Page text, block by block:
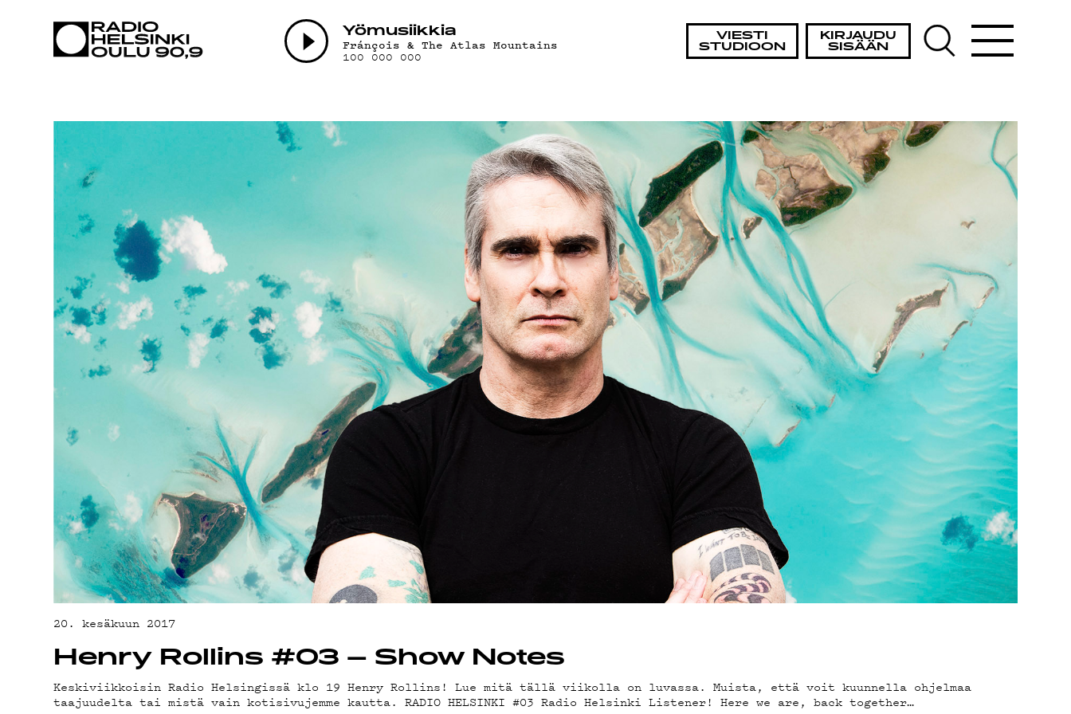
VIESTI
STUDIOON
KIRJAUDU
SISÄÄN
Yö­mu­siik­kia
Fránçois & The Atlas Mountains
100 000 000
AJANKOHTAISTA
OHJELMAT
TEKIJÄT
ON-DEMAND
PODCAST
MAINOSTA
YHTEYSTIEDOT
G LIVELAB
YSTÄVÄKLUBI
TIETOSUOJA
20. kesäkuun 2017
Henry Rollins #03 – Show Notes
Keskiviikkoisin Radio Helsingissä klo 19 Henry Rollins! Lue mitä tällä viikolla on luvassa. Muista, että voit kuunnella ohjelmaa
taajuudelta tai mistä vain kotisivujemme kautta. RADIO HELSINKI #03 Radio Helsinki Listener! Here we are, back together…